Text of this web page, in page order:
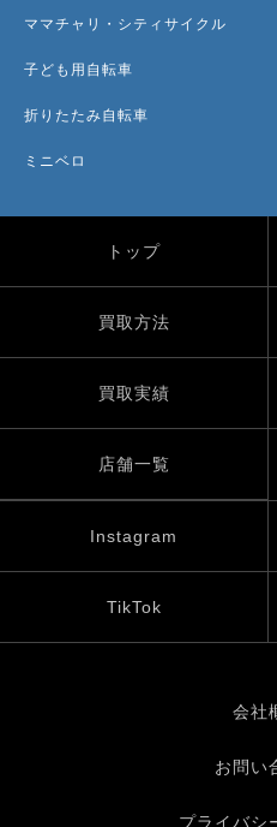
ママチャリ・シティサイクル
子ども用自転車
折りたたみ自転車
ミニベロ
トップ
買取方法
買取実績
店舗一覧
Instagram
TikTok
会社
お問い
プライバシ